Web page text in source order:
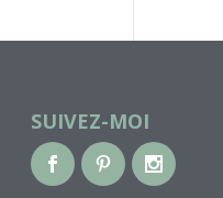
SUIVEZ-MOI